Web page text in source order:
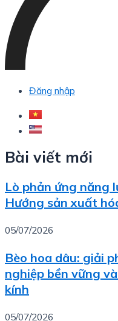
Đăng nhập
Bài viết mới
Lò phản ứng năng
Hướng sản xuất
05/07/2026
Bèo hoa dâu: giải
nghiệp bền vững
kính
05/07/2026